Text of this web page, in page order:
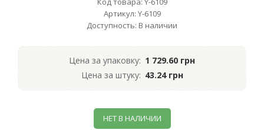
Артикул: Y-6109
Доступность: В наличии
Цена за упаковку: 1 729.60 грн
Цена за штуку: 43.24 грн
НЕТ В НАЛИЧИИ